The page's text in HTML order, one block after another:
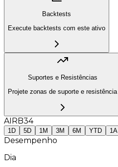
Backtests
Execute backtests com este ativo
Suportes e Resistências
Projete zonas de suporte e resistência
AIRB34
1D 5D 1M 3M 6M YTD 1A
Desempenho
Dia